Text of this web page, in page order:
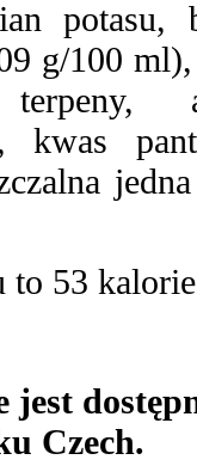
potasu,
g/100
kwas
to 53
Czech.